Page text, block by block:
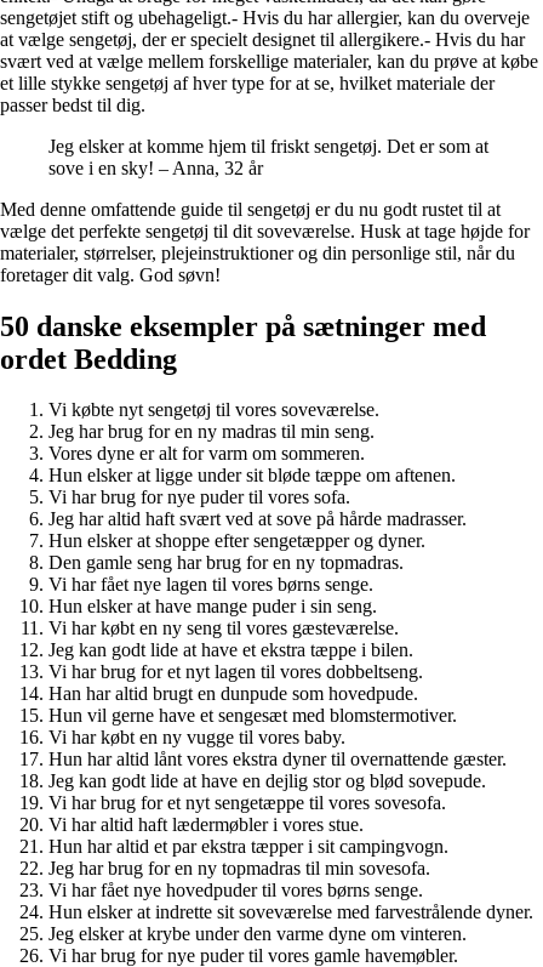
sengetøjet stift og ubehageligt.- Hvis du har allergier, kan du overveje
at vælge sengetøj, der er specielt designet til allergikere.- Hvis du har
svært ved at vælge mellem forskellige materialer, kan du prøve at købe
et lille stykke sengetøj af hver type for at se, hvilket materiale der
passer bedst til dig.
Jeg elsker at komme hjem til friskt sengetøj. Det er som at
sove i en sky! – Anna, 32 år
Med denne omfattende guide til sengetøj er du nu godt rustet til at
vælge det perfekte sengetøj til dit soveværelse. Husk at tage højde for
materialer, størrelser, plejeinstruktioner og din personlige stil, når du
foretager dit valg. God søvn!
50 danske eksempler på sætninger med
ordet Bedding
Vi købte nyt sengetøj til vores soveværelse.
Jeg har brug for en ny madras til min seng.
Vores dyne er alt for varm om sommeren.
Hun elsker at ligge under sit bløde tæppe om aftenen.
Vi har brug for nye puder til vores sofa.
Jeg har altid haft svært ved at sove på hårde madrasser.
Hun elsker at shoppe efter sengetæpper og dyner.
Den gamle seng har brug for en ny topmadras.
Vi har fået nye lagen til vores børns senge.
Hun elsker at have mange puder i sin seng.
Vi har købt en ny seng til vores gæsteværelse.
Jeg kan godt lide at have et ekstra tæppe i bilen.
Vi har brug for et nyt lagen til vores dobbeltseng.
Han har altid brugt en dunpude som hovedpude.
Hun vil gerne have et sengesæt med blomstermotiver.
Vi har købt en ny vugge til vores baby.
Hun har altid lånt vores ekstra dyner til overnattende gæster.
Jeg kan godt lide at have en dejlig stor og blød sovepude.
Vi har brug for et nyt sengetæppe til vores sovesofa.
Vi har altid haft lædermøbler i vores stue.
Hun har altid et par ekstra tæpper i sit campingvogn.
Jeg har brug for en ny topmadras til min sovesofa.
Vi har fået nye hovedpuder til vores børns senge.
Hun elsker at indrette sit soveværelse med farvestrålende dyner.
Jeg elsker at krybe under den varme dyne om vinteren.
Vi har brug for nye puder til vores gamle havemøbler.